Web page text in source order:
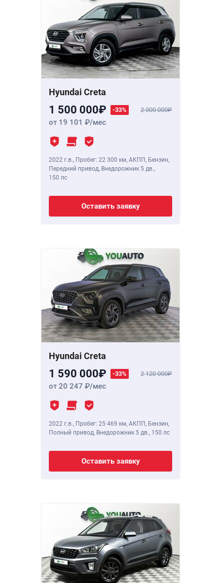
Hyundai Creta
1 500 000 -33% 2 000 000
от 19 101 /мес
2022 г.в., Пробег: 22 300 км, АКПП, Бензин,
Передний привод, Внедорожник 5 дв.,
150 лс
Оставить заявку
Hyundai Creta
1 590 000 -33% 2 120 000
от 20 247 /мес
2022 г.в., Пробег: 25 469 км, АКПП, Бензин,
Полный привод, Внедорожник 5 дв., 150 лс
Оставить заявку